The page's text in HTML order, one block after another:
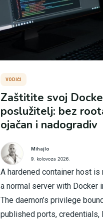
VODIČI
Zaštitite svoj
poslužitelj: bez
ojačan i nadogradiv
Mihajlo
9. kolovoza 2026.
A hardened container host
a normal server with Docker
The daemon’s privilege
published ports, credentials,